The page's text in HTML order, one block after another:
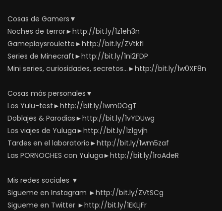
Cosas de Gamers▼
Noches de terror►http://bit.ly/1z1eh3n
Gameplaysroulette►http://bit.ly/ZVtkfI
Series de Minecraft►http://bit.ly/1ni2FDP
Mini series, curiosidades, secretos…►http://bit.ly/1w0XF8n
Cosas más personales▼
Los Yulu-test►http://bit.ly/1wm0OgT
Doblajes & Parodias►http://bit.ly/1vYDUwg
Los viajes de Yuluga►http://bit.ly/1z1gvjh
Tardes en el laboratorio►http://bit.ly/1wm5zaf
Las PORNOCHES con Yuluga►http://bit.ly/1roAdeR
Mis redes sociales ▼
Sigueme en Instagram ►http://bit.ly/ZVtSCg
Sigueme en Twitter ►http://bit.ly/1EKLjFr